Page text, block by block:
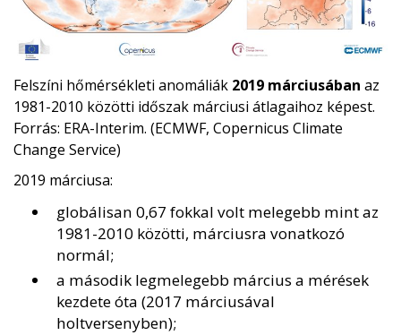
Felszíni hőmérsékleti anomáliák 2019 márciusában az
1981-2010 közötti időszak márciusi átlagaihoz képest.
Forrás: ERA-Interim. (ECMWF, Copernicus Climate
Change Service)
2019 márciusa:
globálisan 0,67 fokkal volt melegebb mint az
1981-2010 közötti, márciusra vonatkozó
normál;
a második legmelegebb március a mérések
kezdete óta (2017 márciusával
holtversenyben);